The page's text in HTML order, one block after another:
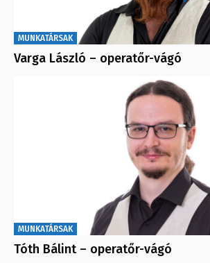
MUNKATÁRSAK
Varga László – operatőr-vágó
MUNKATÁRSAK
Tóth Bálint – operatőr-vágó